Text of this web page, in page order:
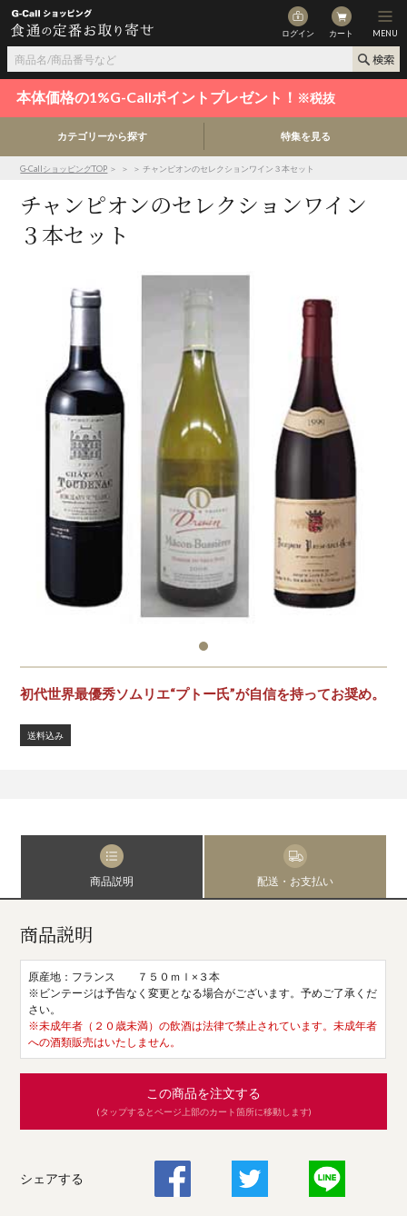
ログイン カート MENU
本体価格の1%G-Callポイントプレゼント！ ※税抜
カテゴリーから探す 特集を見る
G-CallショッピングTOP ＞ ＞ ＞ チャンピオンのセレクションワイン３本セット
チャンピオンのセレクションワイン
３本セット
初代世界最優秀ソムリエ“プトー氏”が自信を持ってお奨め。
送料込み
商品説明 配送・お支払い
商品説明
原産地：フランス ７５０ｍｌ×３本
※ビンテージは予告なく変更となる場合がございます。予めご了承くだ
さい。
※未成年者（２０歳未満）の飲酒は法律で禁止されています。未成年者
への酒類販売はいたしません。
この商品を注文する
(タップするとページ上部のカート箇所に移動します)
シェアする